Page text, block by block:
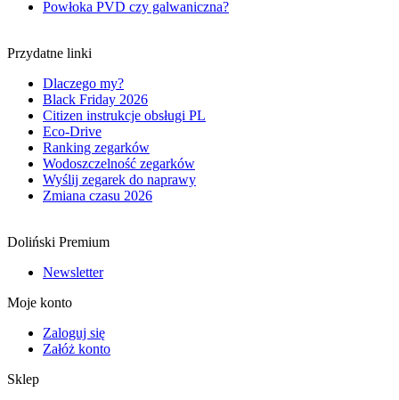
Powłoka PVD czy galwaniczna?
Przydatne linki
Dlaczego my?
Black Friday 2026
Citizen instrukcje obsługi PL
Eco-Drive
Ranking zegarków
Wodoszczelność zegarków
Wyślij zegarek do naprawy
Zmiana czasu 2026
Doliński Premium
Newsletter
Moje konto
Zaloguj się
Załóż konto
Sklep